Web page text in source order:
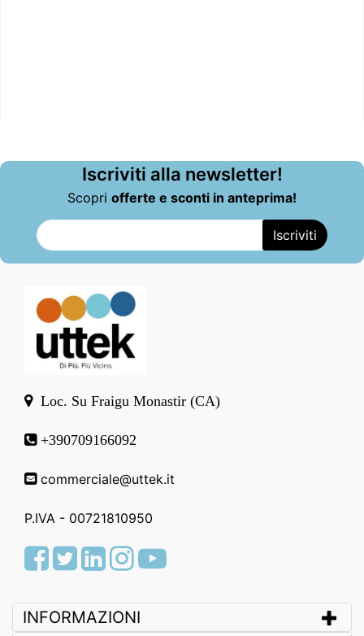
Iscriviti alla newsletter!
Scopri offerte e sconti in anteprima!
Loc. Su Fraigu Monastir (CA)
+390709166092
commerciale@uttek.it
P.IVA - 00721810950
Facebook
TwitterLinkedInInstagram
Youtube
INFORMAZIONI